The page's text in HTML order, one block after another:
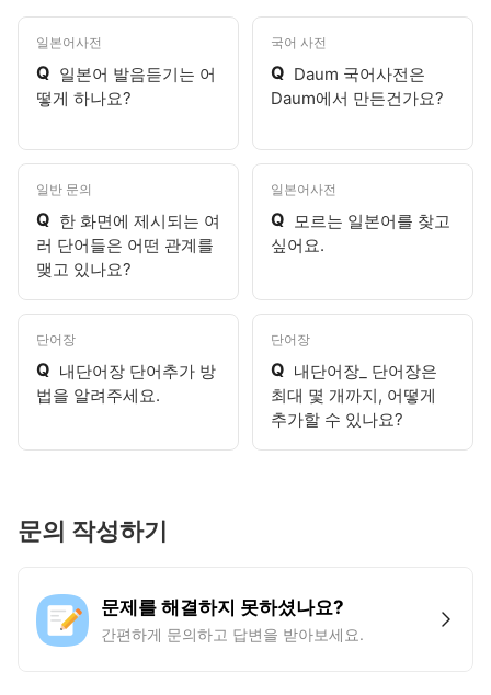
일본어사전
Q 일본어 발음듣기는 어
떻게 하나요?
국어 사전
Q Daum 국어사전은
Daum에서 만든건가요?
일반 문의
Q 한 화면에 제시되는 여
러 단어들은 어떤 관계를
맺고 있나요?
일본어사전
Q 모르는 일본어를 찾고
싶어요.
단어장
Q 내단어장 단어추가 방
법을 알려주세요.
단어장
Q 내단어장_ 단어장은
최대 몇 개까지, 어떻게
추가할 수 있나요?
문의 작성하기
문제를 해결하지 못하셨나요?
간편하게 문의하고 답변을 받아보세요.